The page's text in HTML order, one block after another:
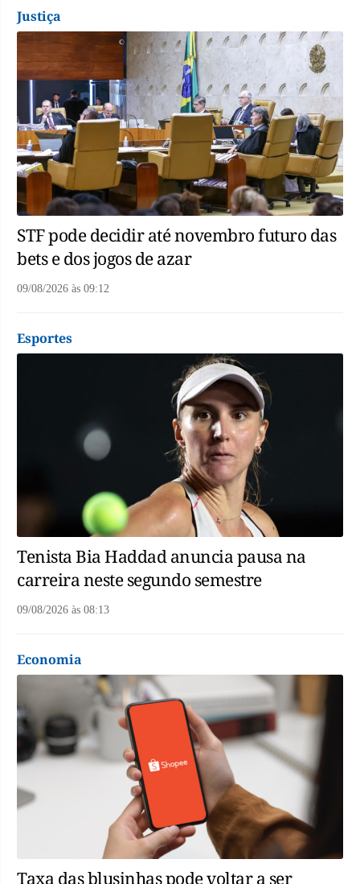
Justiça
STF pode decidir até novembro futuro das
bets e dos jogos de azar
09/08/2026 às 09:12
Esportes
Tenista Bia Haddad anuncia pausa na
carreira neste segundo semestre
09/08/2026 às 08:13
Economia
Taxa das blusinhas pode voltar a ser